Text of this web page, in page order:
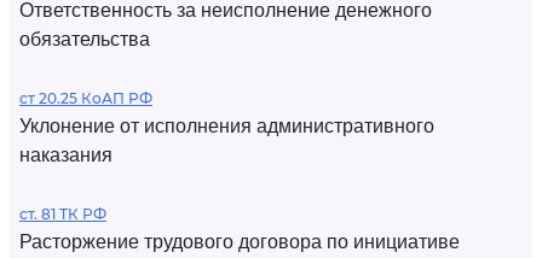
Ответственность за неисполнение денежного
обязательства
ст 20.25 КоАП РФ
Уклонение от исполнения административного
наказания
ст. 81 ТК РФ
Расторжение трудового договора по инициативе